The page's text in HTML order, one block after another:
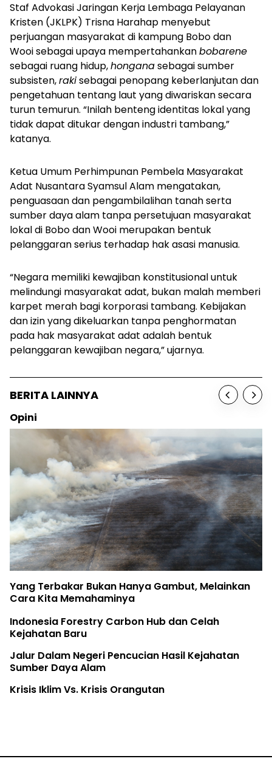
Staf Advokasi Jaringan Kerja Lembaga Pelayanan
Kristen (JKLPK) Trisna Harahap menyebut
perjuangan masyarakat di kampung Bobo dan
Wooi sebagai upaya mempertahankanbobarene
sebagai ruang hidup,honganasebagai sumber
subsisten,rakisebagai penopang keberlanjutan dan
pengetahuan tentang laut yang diwariskan secara
turun temurun. “Inilah benteng identitas lokal yang
tidak dapat ditukar dengan industri tambang,”
katanya.
Ketua Umum Perhimpunan Pembela Masyarakat
Adat Nusantara Syamsul Alam mengatakan,
penguasaan dan pengambilalihan tanah serta
sumber daya alam tanpa persetujuan masyarakat
lokal di Bobo dan Wooi merupakan bentuk
pelanggaran serius terhadap hak asasi manusia.
“Negara memiliki kewajiban konstitusional untuk
melindungi masyarakat adat, bukan malah memberi
karpet merah bagi korporasi tambang. Kebijakan
dan izin yang dikeluarkan tanpa penghormatan
pada hak masyarakat adat adalah bentuk
pelanggaran kewajiban negara,” ujarnya.
BERITA LAINNYA
Opini
Yang Terbakar Bukan Hanya Gambut, Melainkan
Cara Kita Memahaminya
Indonesia Forestry Carbon Hub dan Celah
Kejahatan Baru
Jalur Dalam Negeri Pencucian Hasil Kejahatan
Sumber Daya Alam
Krisis Iklim Vs. Krisis Orangutan